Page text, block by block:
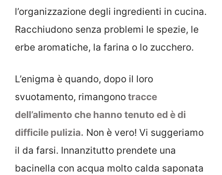
l’organizzazione degli ingredienti in cucina.
Racchiudono senza problemi le spezie, le
erbe aromatiche, la farina o lo zucchero.
L’enigma è quando, dopo il loro
svuotamento, rimangonotracce
dell’alimento che hanno tenuto ed è di
difficile pulizia. Non è vero! Vi suggeriamo
il da farsi. Innanzitutto prendete una
bacinella con acqua molto calda saponata